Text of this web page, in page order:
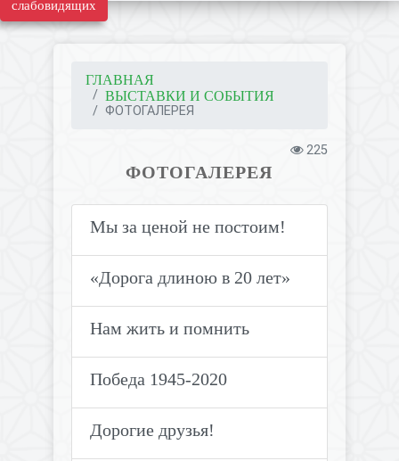
слабовидящих
ГЛАВНАЯ
ВЫСТАВКИ И СОБЫТИЯ
ФОТОГАЛЕРЕЯ
225
ФОТОГАЛЕРЕЯ
Мы за ценой не постоим!
«Дорога длиною в 20 лет»
Нам жить и помнить
Победа 1945-2020
Дорогие друзья!